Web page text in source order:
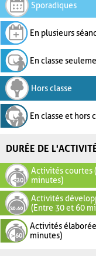
Sporadiques
En plusieurs
En classe
Hors classe
En classe et hors
DURÉE DE
Activités courtes
minutes)
Activités
(Entre 30 et 60
Activités
minutes)